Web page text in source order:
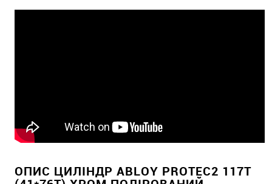
ОПИС ЦИЛІНДР ABLOY PROTEC2 117T